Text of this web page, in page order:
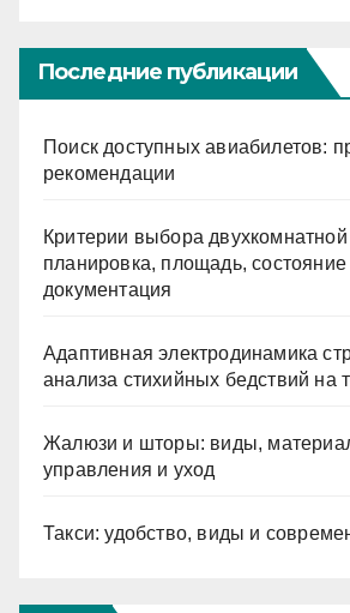
Последние публикации
Поиск доступных авиабилетов:
рекомендации
Критерии выбора
планировка, площадь, состояние
документация
Адаптивная электродинамика
анализа стихийных бедствий на
Жалюзи и шторы: виды,
управления и уход
Такси: удобство, виды и